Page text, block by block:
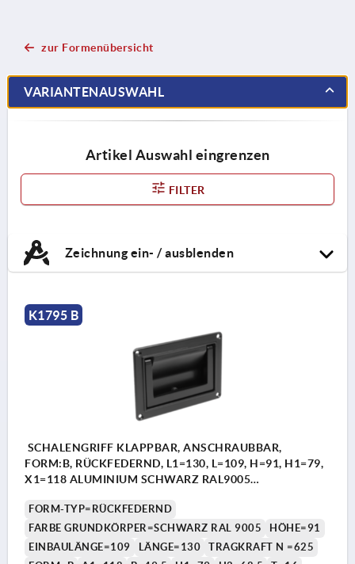
zur Formenübersicht
VARIANTENAUSWAHL
Artikel Auswahl eingrenzen
FILTER
Zeichnung ein- / ausblenden
K1795 B
SCHALENGRIFF KLAPPBAR, ANSCHRAUBBAR,
FORM:B, RÜCKFEDERND, L1=130, L=109, H=91, H1=79,
X1=118 ALUMINIUM SCHWARZ RAL9005
FORM-TYP=RÜCKFEDERND
FARBE GRUNDKÖRPER=SCHWARZ RAL 9005
HÖHE=91
EINBAULÄNGE=109
LÄNGE=130
TRAGKRAFT N =625